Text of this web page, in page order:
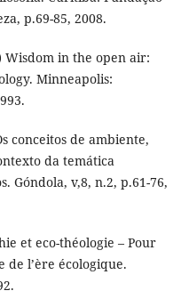
p.69-85, 2008.
Wisdom in the open air:
Minneapolis:
conceitos de ambiente,
da temática
Góndola, v,8, n.2, p.61-76,
et eco-théologie – Pour
de l’ère écologique.